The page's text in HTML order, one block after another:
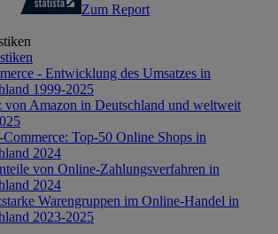
Zum Report
- Entwicklung des Umsatzes in
1999-2025
von Amazon in Deutschland und weltweit
Top-50 Online Shops in
2024
von Online-Zahlungsverfahren in
2024
Warengruppen im Online-Handel in
2023-2025